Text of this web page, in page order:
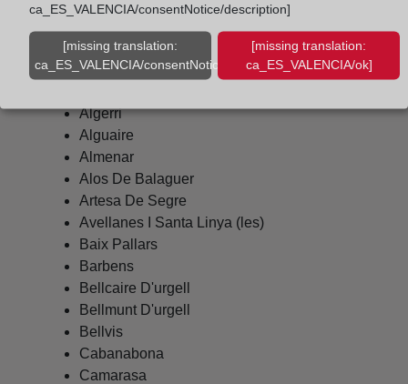
Agramunt
Albesa
Algerri
Alguaire
Almenar
Alos De Balaguer
Artesa De Segre
Avellanes I Santa Linya (les)
Baix Pallars
Barbens
Bellcaire D'urgell
Bellmunt D'urgell
Bellvis
Cabanabona
Camarasa
ca_ES_VALENCIA/consentNotice/description]
[missing translation:
ca_ES_VALENCIA/consentNotice/learnMore]
[missing translation:
ca_ES_VALENCIA/ok]